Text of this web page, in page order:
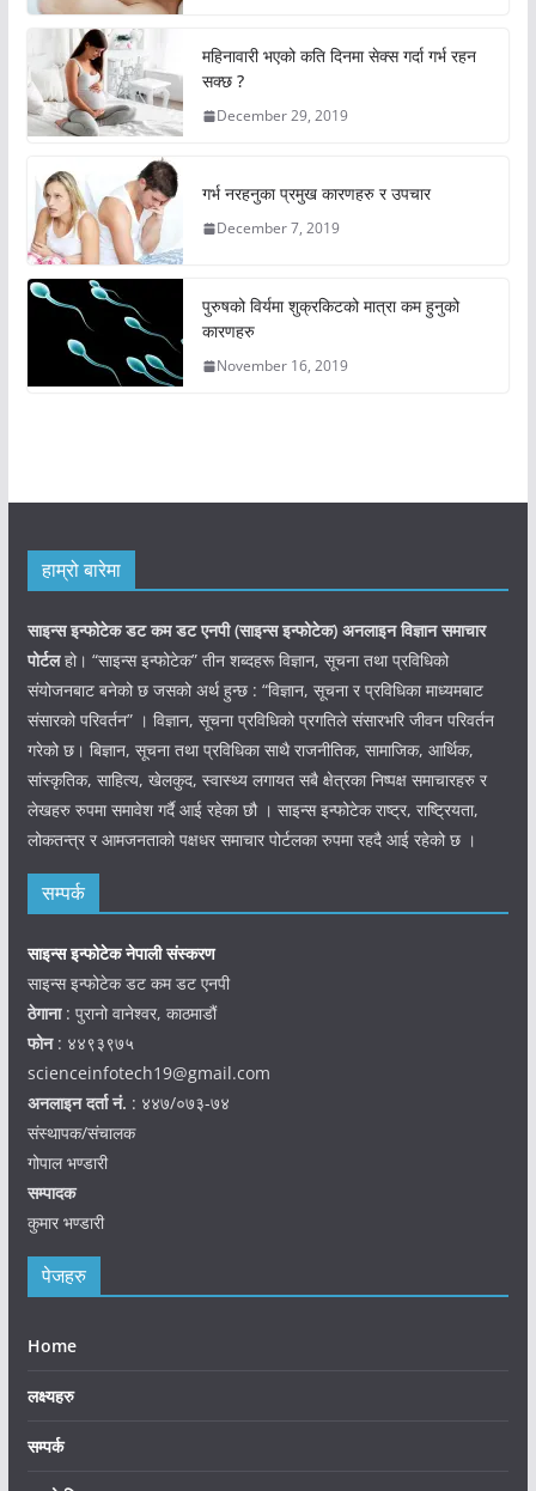
महिनावारी भएको कति दिनमा सेक्स गर्दा गर्भ रहन
सक्छ ?
December 29, 2019
गर्भ नरहनुका प्रमुख कारणहरु र उपचार
December 7, 2019
पुरुषको विर्यमा शुक्रकिटको मात्रा कम हुनुको
कारणहरु
November 16, 2019
हाम्रो बारेमा
साइन्स इन्फोटेक डट कम डट एनपी (साइन्सइन्फोटेक) अनलाइन विज्ञान समाचार
पोर्टलहो। “साइन्स इन्फोटेक” तीन शब्दहरू विज्ञान, सूचना तथा प्रविधिको
संयोजनबाट बनेको छ जसको अर्थ हुन्छ : “विज्ञान, सूचना र प्रविधिका माध्यमबाट
संसारको परिवर्तन” । विज्ञान, सूचना प्रविधिको प्रगतिले संसारभरि जीवन परिवर्तन
गरेको छ। बिज्ञान, सूचना तथा प्रविधिका साथै राजनीतिक, सामाजिक, आर्थिक,
सांस्कृतिक, साहित्य, खेलकुद, स्वास्थ्य लगायत सबै क्षेत्रका निष्पक्ष समाचारहरु र
लेखहरु रुपमा समावेश गर्दै आई रहेका छौ । साइन्स इन्फोटेक राष्ट्र, राष्ट्रियता,
लोकतन्त्र र आमजनताको पक्षधर समाचार पोर्टलका रुपमा रहदै आई रहेको छ ।
सम्पर्क
साइन्स इन्फोटेक नेपाली संस्करण
साइन्स इन्फोटेक डट कम डट एनपी
ठेगाना: पुरानो वानेश्वर, काठमाडौं
फोन: ४४९३९७५
scienceinfotech19@gmail.com
अनलाइन दर्ता नं. : ४४७/०७३-७४
संस्थापक/संचालक
गोपाल भण्डारी
सम्पादक
कुमार भण्डारी
पेजहरु
Home
लक्ष्यहरु
सम्पर्क